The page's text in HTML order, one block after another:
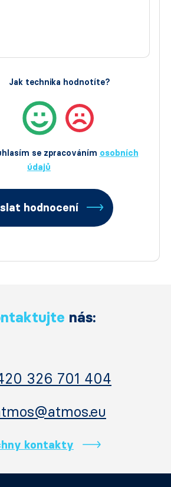
se zpracováním osobních
údajů
Jak technika hodnotíte?
hodnocení
nás:
326 701 404
kontakty